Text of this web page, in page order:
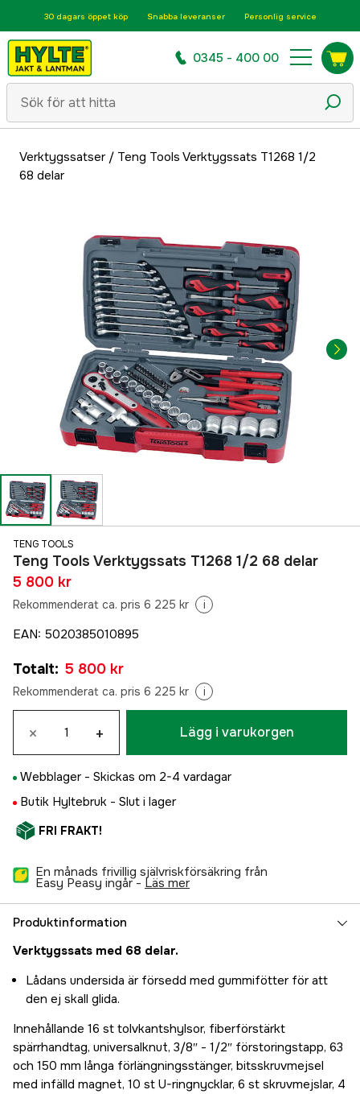
30 dagars öppet köp Snabba leveranser Personlig service
0345 - 400 00
Verktygssatser/ Teng Tools Verktygssats T1268 1/2
68 delar
TENG TOOLS
Teng Tools Verktygssats T1268 1/2 68 delar
5 800 kr
Rekommenderat ca. pris 6 225 kr i
EAN: 5020385010895
Totalt: 5 800 kr
Rekommenderat ca. pris 6 225 kr i
× + Lägg i varukorgen
Webblager - Skickas om 2-4 vardagar
Butik Hyltebruk - Slut i lager
FRI FRAKT!
En månads frivillig självriskförsäkring från
Easy Peasy ingår - läs mer
Produktinformation
Verktygssats med 68 delar.
Lådans undersida är försedd med gummifötter för att
den ej skall glida.
Innehållande 16 st tolvkantshylsor, fiberförstärkt
spärrhandtag, universalknut, 3/8″ - 1/2″ förstoringstapp, 63
och 150 mm långa förlängningsstänger, bitsskruvmejsel
med infälld magnet, 10 st U-ringnycklar, 6 st skruvmejslar, 4